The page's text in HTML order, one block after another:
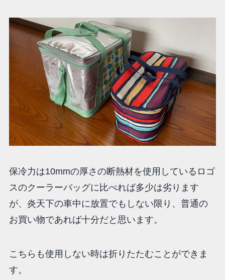
保冷力は10mmの厚さの断熱材を使用しているロゴ
スのクーラーバッグに比べれば多少は劣ります
が、炎天下の車中に放置でもしない限り、普通の
お買い物であれば十分だと思います。
こちらも使用しない時は折りたたむことができま
す。